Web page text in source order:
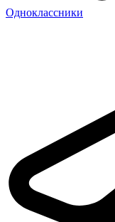
Одноклассники